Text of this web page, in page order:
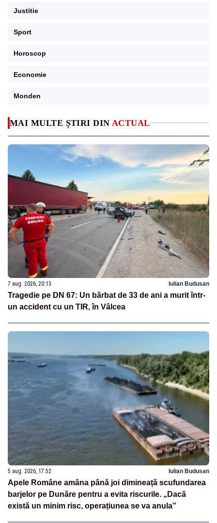
MAI MULTE ȘTIRI DIN ACTUAL
7 aug. 2026, 20:13 Iulian Budusan
Tragedie pe DN 67: Un bărbat de 33 de ani a murit într-
un accident cu un TIR, în Vâlcea
5 aug. 2026, 17:52 Iulian Budusan
Apele Române amâna până joi dimineață scufundarea
barjelor pe Dunăre pentru a evita riscurile. „Dacă
există un minim risc, operațiunea se va anula”
Justitie
Sport
Horoscop
Economie
Monden